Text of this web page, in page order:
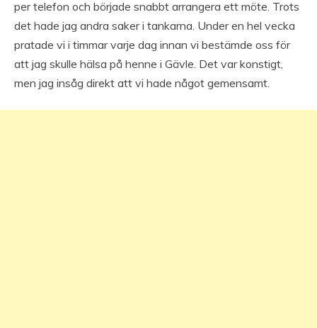
per telefon och började snabbt arrangera ett möte. Trots
det hade jag andra saker i tankarna. Under en hel vecka
pratade vi i timmar varje dag innan vi bestämde oss för
att jag skulle hälsa på henne i Gävle. Det var konstigt,
men jag insåg direkt att vi hade något gemensamt.